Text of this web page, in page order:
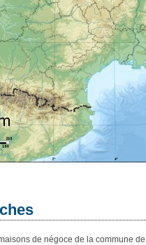
de négoce de la commune